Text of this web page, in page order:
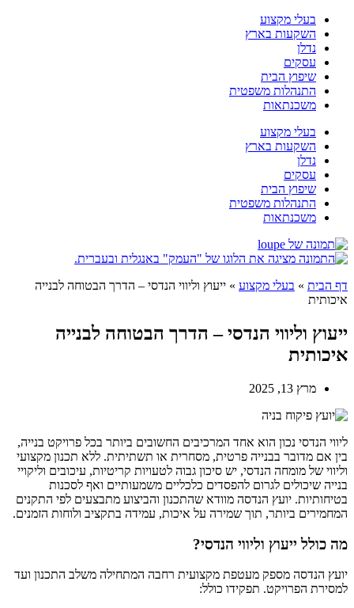
לתוכן
בעלי מקצוע
השקעות בארץ
נדלן
עסקים
שיפוץ הבית
התנהלות משפטית
משכנתאות
בעלי מקצוע
השקעות בארץ
נדלן
עסקים
שיפוץ הבית
התנהלות משפטית
משכנתאות
דף הבית » בעלי מקצוע » ייעוץ וליווי הנדסי – הדרך הבטוחה לבנייה
איכותית
ייעוץ וליווי הנדסי – הדרך הבטוחה לבנייה
איכותית
מרץ 13, 2025
ליווי הנדסי נכון הוא אחד המרכיבים החשובים ביותר בכל פרויקט בנייה,
בין אם מדובר בבנייה פרטית, מסחרית או תשתיתית. ללא תכנון מקצועי
וליווי של מומחה הנדסי, יש סיכון גבוה לטעויות קריטיות, עיכובים וליקויי
בנייה שיכולים לגרום להפסדים כלכליים משמעותיים ואף לסכנות
בטיחותיות. יועץ הנדסה מוודא שהתכנון והביצוע מתבצעים לפי התקנים
המחמירים ביותר, תוך שמירה על איכות, עמידה בתקציב ולוחות הזמנים.
מה כולל ייעוץ וליווי הנדסי?
יועץ הנדסה מספק מעטפת מקצועית רחבה המתחילה משלב התכנון ועד
למסירת הפרויקט. תפקידו כולל: